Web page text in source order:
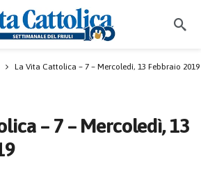
La Vita Cattolica – 7 – Mercoledì, 13 Febbraio 2019
– 7 – Mercoledì, 13